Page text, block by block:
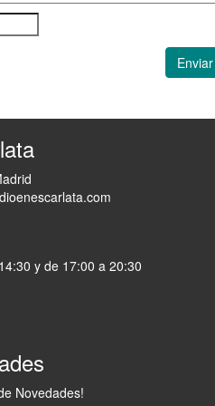
Enviar
y de 17:00 a 20:30
Novedades!